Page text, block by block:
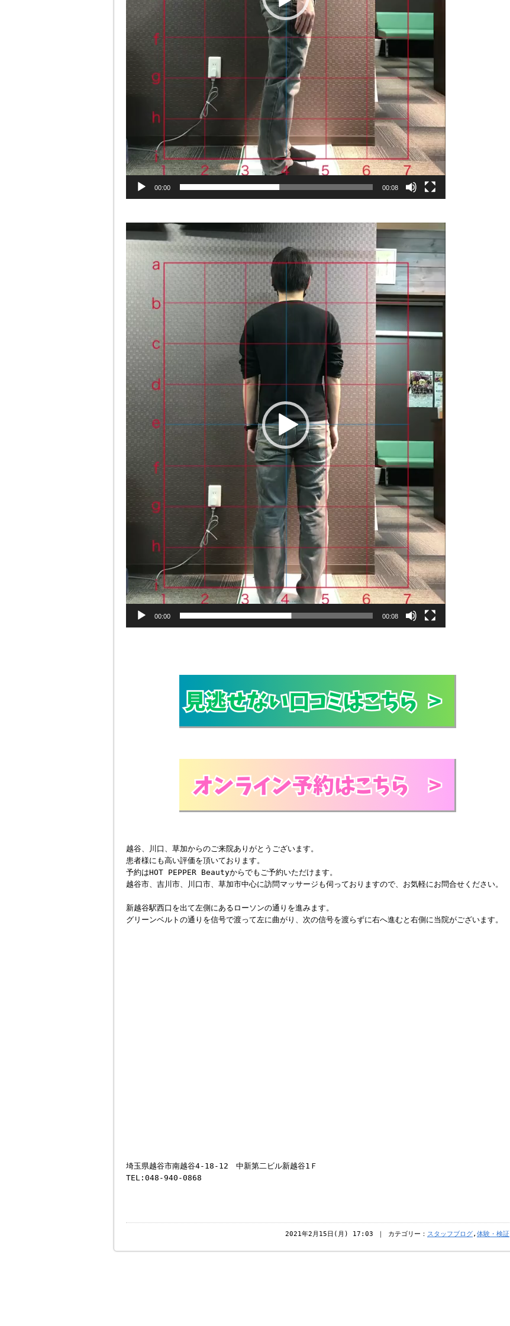
00:00 00:08
画
プ
レ
ヤ
ー
00:00 00:08
越谷、川口、草加からのご来院ありがとうございます。
患者様にも高い評価を頂いております。
予約はHOT PEPPER Beautyからでもご予約いただけます。
越谷市、吉川市、川口市、草加市中心に訪問マッサージも伺っておりますので、お気軽にお問合せください。
新越谷駅西口を出て左側にあるローソンの通りを進みます。
グリーンベルトの通りを信号で渡って左に曲がり、次の信号を渡らずに右へ進むと右側に当院がございます。
埼玉県越谷市南越谷4-18-12 中新第二ビル新越谷1Ｆ
TEL:048-940-0868
2021年2月15日(月) 17:03 ｜ カテゴリー： スタッフブログ, 体験・検証